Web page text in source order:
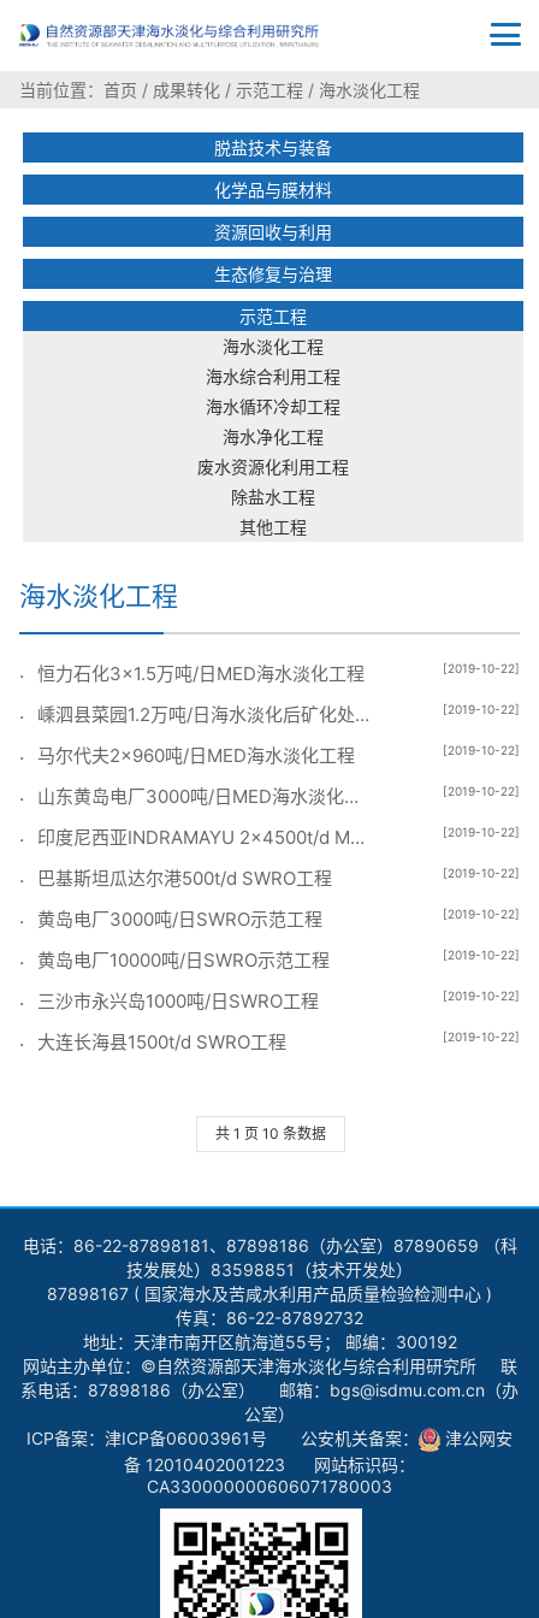
当前位置： 首页 / 成果转化 / 示范工程 / 海水淡化工程
脱盐技术与装备
化学品与膜材料
资源回收与利用
生态修复与治理
示范工程
海水淡化工程
海水综合利用工程
海水循环冷却工程
海水净化工程
废水资源化利用工程
除盐水工程
其他工程
海水淡化工程
恒力石化3×1.5万吨/日MED海水淡化工程 [2019-10-22]
嵊泗县菜园1.2万吨/日海水淡化后矿化处理项目 [2019-10-22]
马尔代夫2×960吨/日MED海水淡化工程 [2019-10-22]
山东黄岛电厂3000吨/日MED海水淡化工程 [2019-10-22]
印度尼西亚INDRAMAYU 2×4500t/d MED装置设计 [2019-10-22]
巴基斯坦瓜达尔港500t/d SWRO工程 [2019-10-22]
黄岛电厂3000吨/日SWRO示范工程 [2019-10-22]
黄岛电厂10000吨/日SWRO示范工程 [2019-10-22]
三沙市永兴岛1000吨/日SWRO工程 [2019-10-22]
大连长海县1500t/d SWRO工程 [2019-10-22]
共 1 页 10 条数据
电话：86-22-87898181、87898186（办公室）87890659 （科
技发展处）83598851（技术开发处）
87898167 ( 国家海水及苦咸水利用产品质量检验检测中心 )
传真：86-22-87892732
地址：天津市南开区航海道55号； 邮编：300192
网站主办单位：©自然资源部天津海水淡化与综合利用研究所 联
系电话：87898186（办公室） 邮箱：bgs@isdmu.com.cn（办
公室）
ICP备案： 津ICP备06003961号 公安机关备案：
津公网安
备 12010402001223 网站标识码：
CA330000000606071780003